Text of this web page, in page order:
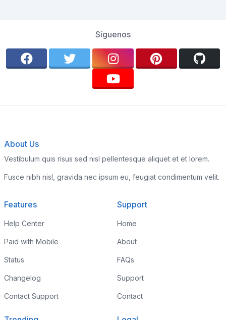
Síguenos
About Us
Vestibulum quis risus sed nisl pellentesque aliquet et et lorem.
Fusce nibh nisl, gravida nec ipsum eu, feugiat condimentum velit.
Features
Help Center
Paid with Mobile
Status
Changelog
Contact Support
Support
Home
About
FAQs
Support
Contact